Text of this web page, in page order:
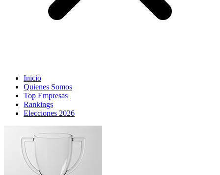
Inicio
Quienes Somos
Top Empresas
Rankings
Elecciones 2026